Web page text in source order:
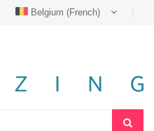
Belgium (French)